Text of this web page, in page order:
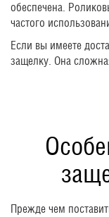
обеспечена.
частого
Если вы имеете
защелку. Она
Прежде чем